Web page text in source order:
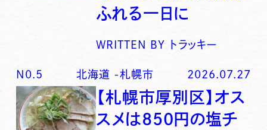
ふれる一日に
WRITTEN BY トラッキー
N0. 5 北海道 -札幌市 2026.07.27
【札幌市厚別区】オス
スメは850円の塩チ